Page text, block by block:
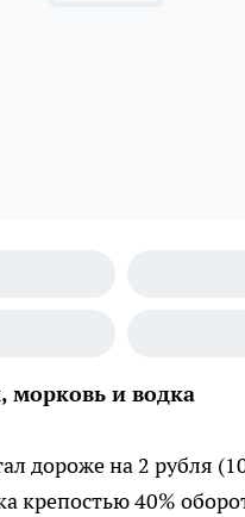
морковь и водка
дороже на 2 рубля
крепостью 40%